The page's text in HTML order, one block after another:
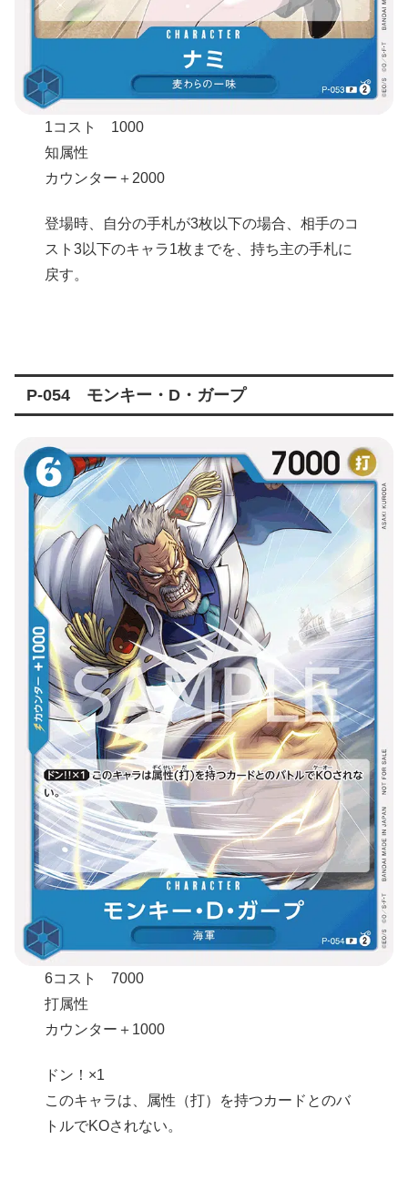
1コスト 1000
知属性
カウンター＋2000
登場時、自分の手札が3枚以下の場合、相手のコ
スト3以下のキャラ1枚までを、持ち主の手札に
戻す。
P-054 モンキー・D・ガープ
6コスト 7000
打属性
カウンター＋1000
ドン！×1
このキャラは、属性（打）を持つカードとのバ
トルでKOされない。